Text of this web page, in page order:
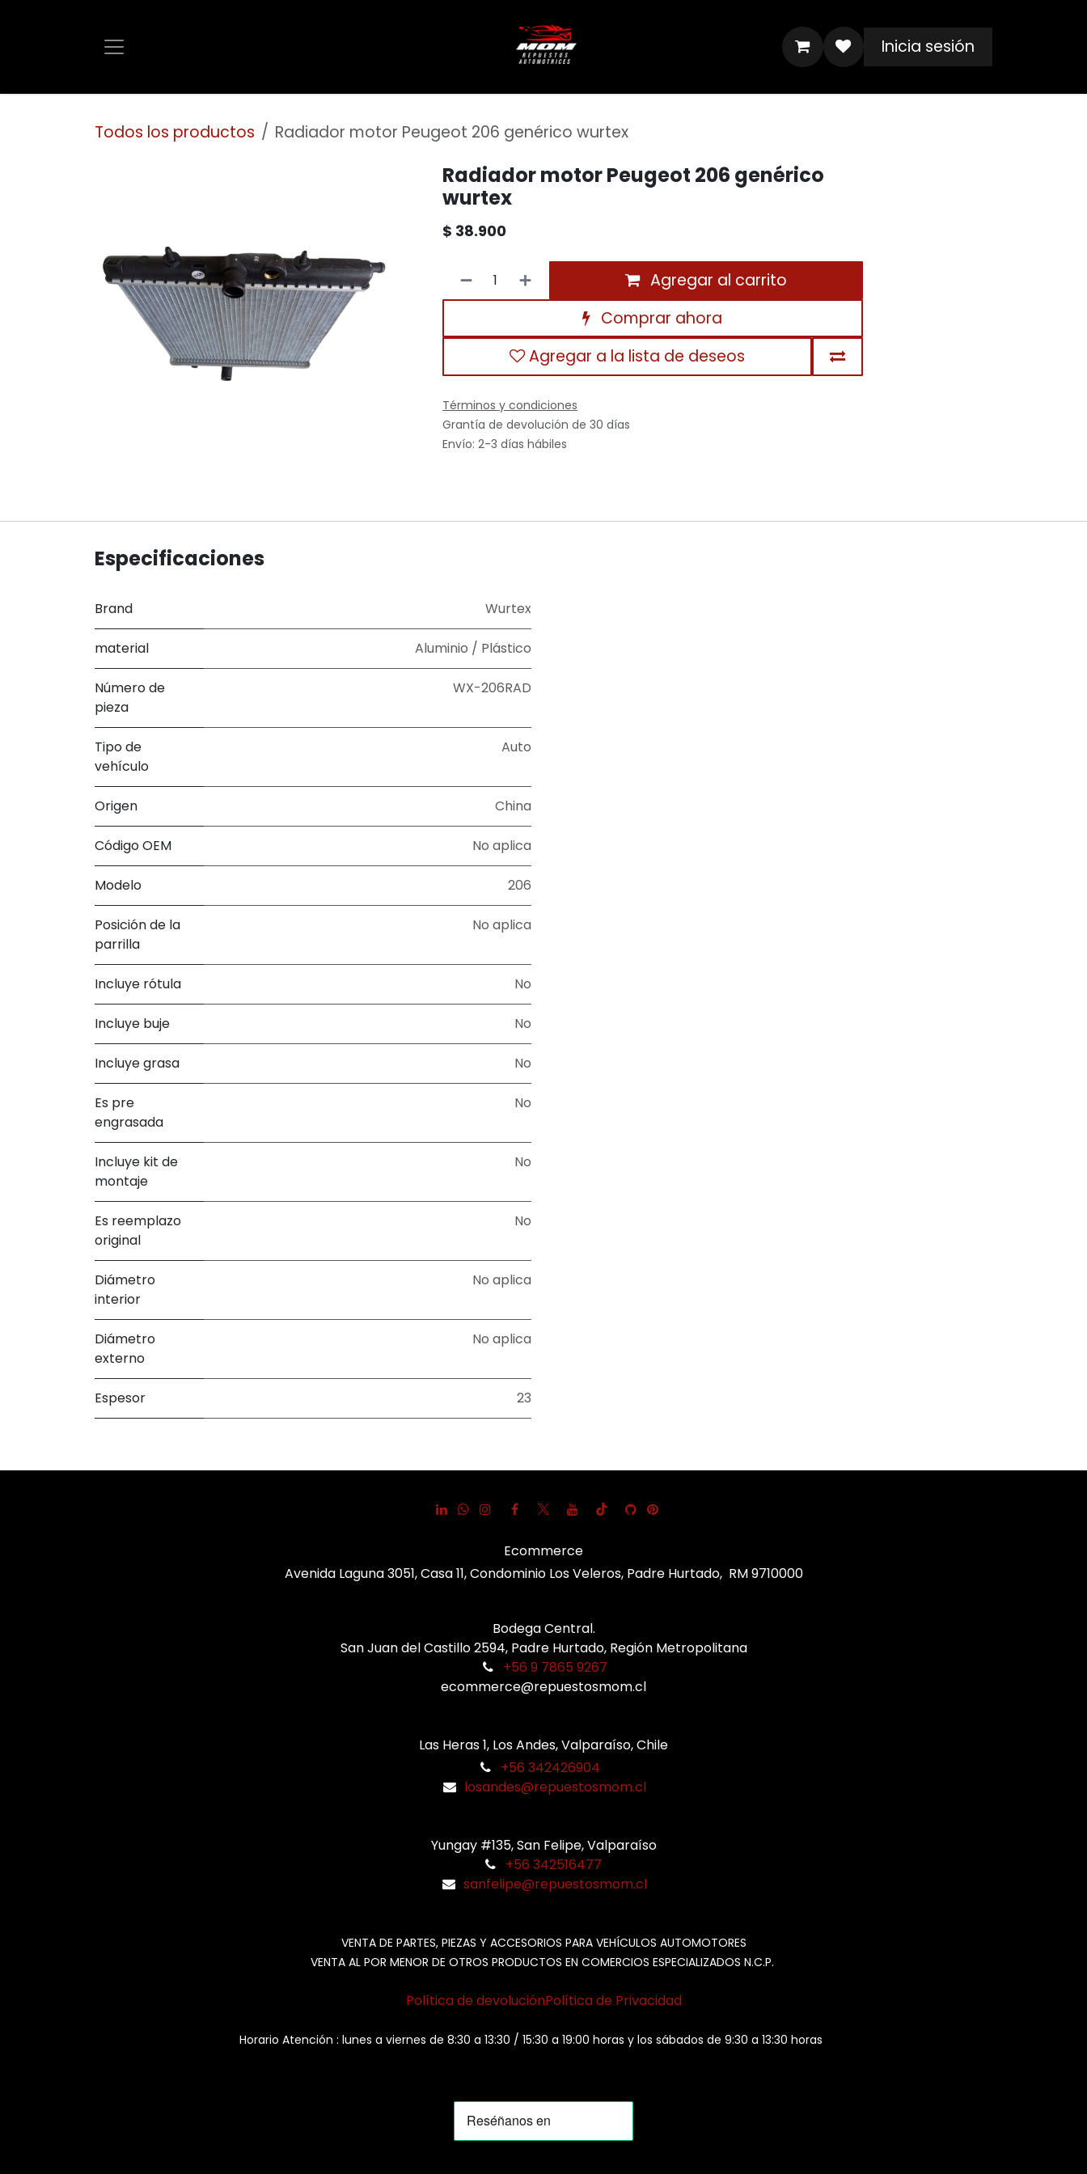
Inicia sesión
Todos los productos Radiador motor Peugeot 206 genérico wurtex
Radiador motor Peugeot 206 genérico
wurtex
$ 38.900
Agregar al carrito
Comprar ahora
Agregar a la lista de deseos
Términos y condiciones
Grantía de devolución de 30 días
Envío: 2-3 días hábiles
Especificaciones
Brand Wurtex
material Aluminio / Plástico
Número de
pieza
WX-206RAD
Tipo de
vehículo
Auto
Origen China
Código OEM No aplica
Modelo 206
Posición de la
parrilla
No aplica
Incluye rótula No
Incluye buje No
Incluye grasa No
Es pre
engrasada
No
Incluye kit de
montaje
No
Es reemplazo
original
No
Diámetro
interior
No aplica
Diámetro
externo
No aplica
Espesor 23
Ecommerce
Avenida Laguna 3051, Casa 11, Condominio Los Veleros, Padre Hurtado, RM 9710000
Bodega Central.
San Juan del Castillo 2594, Padre Hurtado, Región Metropolitana
+56 9 7865 9267
ecommerce@repuestosmom.cl
Las Heras 1, Los Andes, Valparaíso, Chile
+56 342426904
losandes@repuestosmom.cl
Yungay #135, San Felipe, Valparaíso
+56 342516477
sanfelipe@repuestosmom.cl
VENTA DE PARTES, PIEZAS Y ACCESORIOS PARA VEHÍCULOS AUTOMOTORES
VENTA AL POR MENOR DE OTROS PRODUCTOS EN COMERCIOS ESPECIALIZADOS N.C.P.
Política de devoluciónPolítica de Privacidad
Horario Atención : lunes a viernes de 8:30 a 13:30 / 15:30 a 19:00 horas y los sábados de 9:30 a 13:30 horas